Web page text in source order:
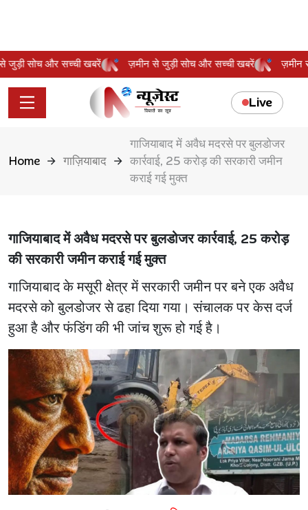
से जुड़ी सोच और सच्ची खबरें ज़मीन से जुड़ी सोच और सच्ची खबरें
Live
Home गाज़ियाबाद
गाजियाबाद में अवैध मदरसे पर बुलडोजर
कार्रवाई, 25 करोड़ की सरकारी जमीन
कराई गई मुक्त
गाजियाबाद में अवैध मदरसे पर बुलडोजर कार्रवाई, 25 करोड़
की सरकारी जमीन कराई गई मुक्त
गाजियाबाद के मसूरी क्षेत्र में सरकारी जमीन पर बने एक अवैध
मदरसे को बुलडोजर से ढहा दिया गया। संचालक पर केस दर्ज
हुआ है और फंडिंग की भी जांच शुरू हो गई है।